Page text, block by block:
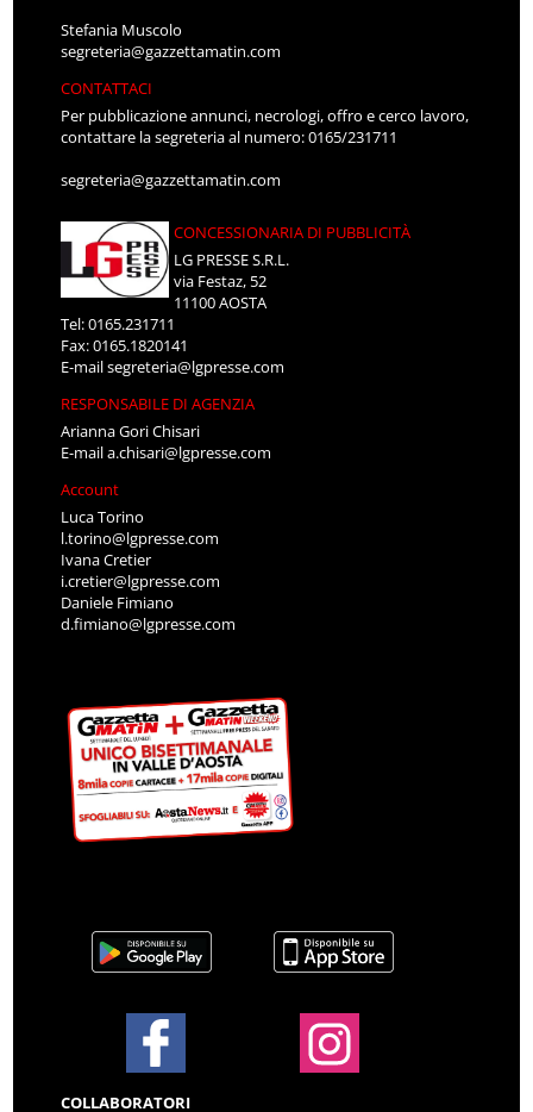
Stefania Muscolo
segreteria@gazzettamatin.com
CONTATTACI
Per pubblicazione annunci, necrologi, offro e cerco lavoro,
contattare la segreteria al numero: 0165/231711
segreteria@gazzettamatin.com
CONCESSIONARIA DI PUBBLICITÀ
LG PRESSE S.R.L.
via Festaz, 52
11100 AOSTA
Tel: 0165.231711
Fax: 0165.1820141
E-mailsegreteria@lgpresse.com
RESPONSABILE DI AGENZIA
Arianna Gori Chisari
E-maila.chisari@lgpresse.com
Account
Luca Torino
l.torino@lgpresse.com
Ivana Cretier
i.cretier@lgpresse.com
Daniele Fimiano
d.fimiano@lgpresse.com
COLLABORATORI